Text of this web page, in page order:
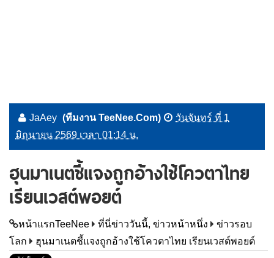
JaAey (ทีมงาน TeeNee.Com)
วันจันทร์ ที่ 1
มิถุนายน 2569 เวลา 01:14 น.
ฮุนมาเนตชี้แจงถูกอ้างใช้โควตาไทย
เรียนเวสต์พอยต์
หน้าแรกTeeNee ที่นี่ข่าววันนี้, ข่าวหน้าหนึ่ง
ข่าวรอบ
โลก
ฮุนมาเนตชี้แจงถูกอ้างใช้โควตาไทย เรียนเวสต์พอยต์